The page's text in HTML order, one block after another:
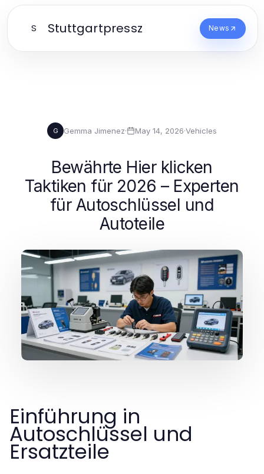
S Stuttgartpressz News
G Gemma Jimenez· May 14, 2026·Vehicles
Bewährte Hier klicken
Taktiken für 2026 – Experten
für Autoschlüssel und
Autoteile
Einführung in
Autoschlüssel und
Ersatzteile